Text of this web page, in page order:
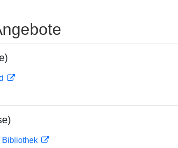
Bibliothek